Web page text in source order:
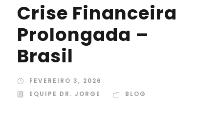
Crise Financeira
Prolongada –
Brasil
FEVEREIRO 3, 2026
EQUIPE DR. JORGE
BLOG